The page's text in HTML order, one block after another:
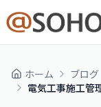
ホーム ブログ